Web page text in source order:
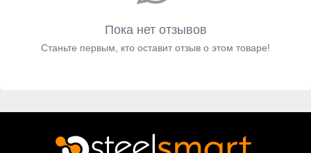
Пока нет отзывов
Станьте первым, кто оставит отзыв о этом товаре!